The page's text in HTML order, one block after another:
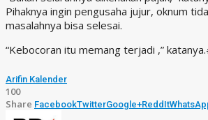
Pihaknya ingin pengusaha jujur, oknum
masalahnya bisa selesai.
“Kebocoran itu memang terjadi ,” katanya.
Arifin Kalender
100
Share FacebookTwitterGoogle+ReddIt